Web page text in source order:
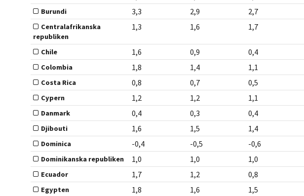
Burundi 3,3 2,9 2,7
Centralafrikanska
republiken
1,3 1,6 1,7
Chile 1,6 0,9 0,4
Colombia 1,8 1,4 1,1
Costa Rica 0,8 0,7 0,5
Cypern 1,2 1,2 1,1
Danmark 0,4 0,3 0,4
Djibouti 1,6 1,5 1,4
Dominica -0,4 -0,5 -0,6
Dominikanska republiken 1,0 1,0 1,0
Ecuador 1,7 1,2 0,8
Egypten 1,8 1,6 1,5